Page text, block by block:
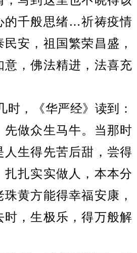
的千般思绪…祈祷疫情
安，祖国繁荣昌盛，
意，佛法精进，法喜充
《华严经》读到：
先做众生马牛。当那时
人生得先苦后甜，尝得
扎扎实实做人，本本分
黄方能得幸福安康，
时，生极乐，得万般解